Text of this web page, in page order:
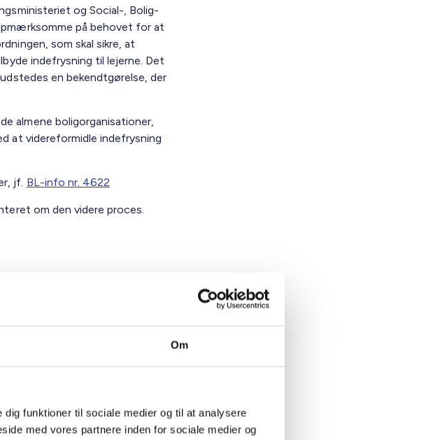
Om
funktioner til sociale medier og til at analysere
med vores partnere inden for sociale medier og
og Social-, Bolig-
på behovet for at
som skal sikre, at
indefrysning til lejerne. Det
en bekendtgørelse, der
almene boligorganisationer,
at videreformidle indefrysning
jf. BL-info nr. 4622
om den videre proces.
Mette Nørgaard